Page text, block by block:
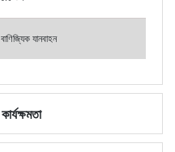
বাণিজ্যিক যানবাহন
কার্যক্ষমতা